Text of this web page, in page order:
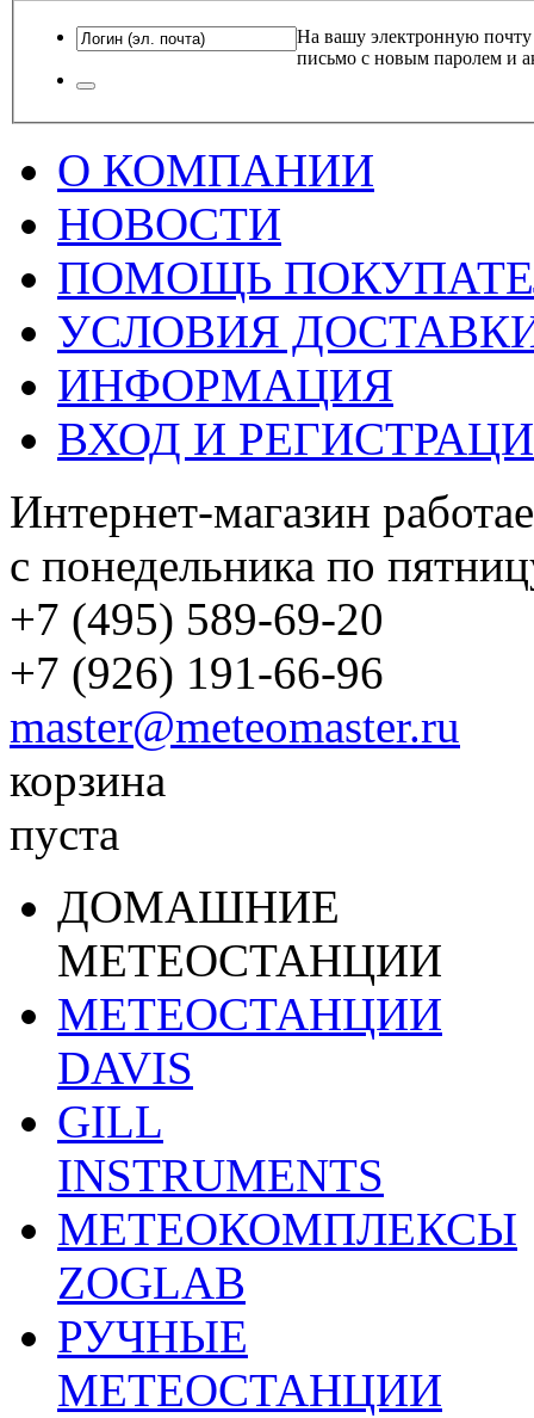
На вашу электронную почту
письмо с новым паролем и
О КОМПАНИИ
НОВОСТИ
ПОМОЩЬ
УСЛОВИЯ
ИНФОРМАЦИЯ
ВХОД И
Интернет-магазин
с понедельника по
+7 (495) 589-69-20
+7 (926) 191-66-96
master@meteomaster.ru
корзина
пуста
ДОМАШНИЕ
МЕТЕОСТАНЦИИ
МЕТЕОСТАНЦИИ
DAVIS
GILL
INSTRUMENTS
МЕТЕОКОМПЛЕКСЫ
ZOGLAB
РУЧНЫЕ
МЕТЕОСТАНЦИИ